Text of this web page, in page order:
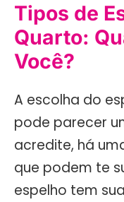
Tipos de
Quarto:
Você?
A escolha do
pode parecer
acredite, há
que podem te
espelho tem